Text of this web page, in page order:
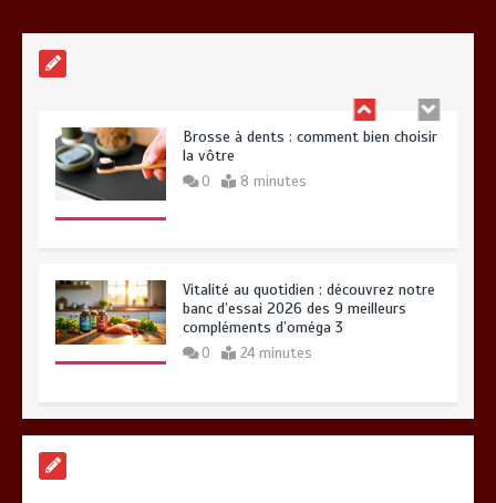
Brosse à dents : comment bien choisir
la vôtre
0 8 minutes
Vitalité au quotidien : découvrez notre
banc d’essai 2026 des 9 meilleurs
compléments d’oméga 3
0 24 minutes